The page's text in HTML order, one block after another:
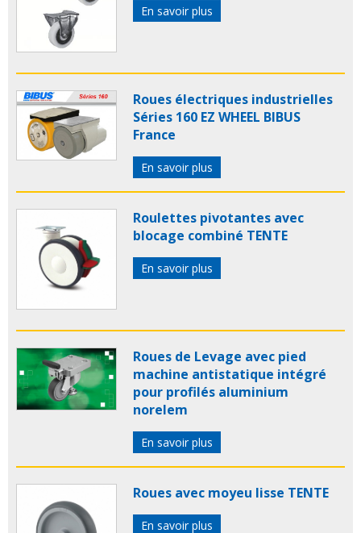
En savoir plus
Roues électriques industrielles
Séries 160 EZ WHEEL BIBUS
France
En savoir plus
Roulettes pivotantes avec
blocage combiné TENTE
En savoir plus
Roues de Levage avec pied
machine antistatique intégré
pour profilés aluminium
norelem
En savoir plus
Roues avec moyeu lisse TENTE
En savoir plus